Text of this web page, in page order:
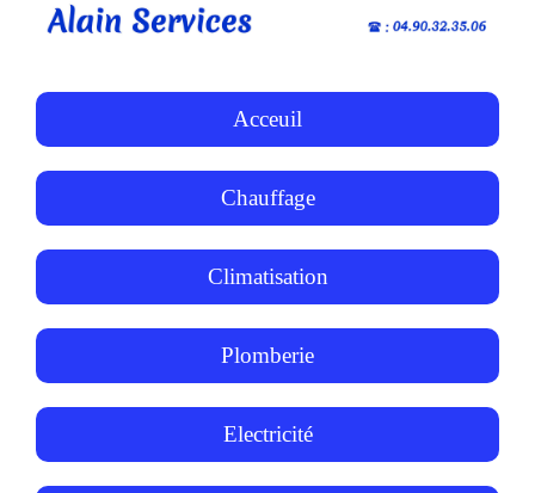
Acceuil
Chauffage
Climatisation
Plomberie
Electricité